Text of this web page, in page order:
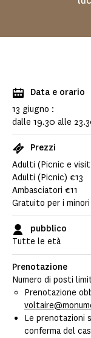
Data e orario
13 giugno :
dalle 19.30 alle
Prezzi
Adulti (Picnic e
Adulti (Picnic) €13
Ambasciatori €11
Gratuito per i minori
pubblico
Tutte le età
Prenotazione
Numero di posti
Prenotazione
Le prenotazioni
conferma del